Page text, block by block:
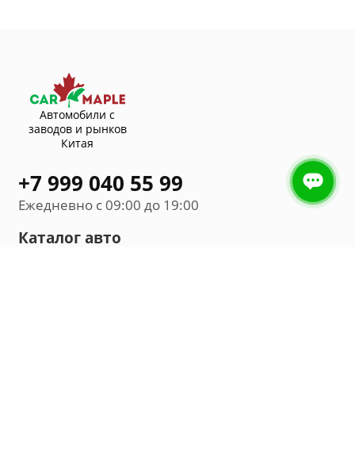
Автомобили с
заводов и рынков
Китая
+7 999 040 55 99
Ежедневно с 09:00 до 19:00
Каталог авто